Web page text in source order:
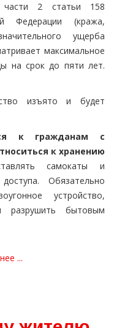
части 2 статьи 158
Федерации (кража,
ущерба
максимальное
на срок до пяти лет.
изъято и будет
к гражданам с
к хранению
самокаты и
Обязательно
устройство,
разрушить бытовым
...